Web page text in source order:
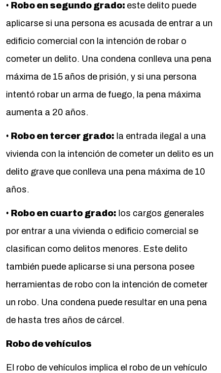
• Robo en segundo grado: este delito puede
aplicarse si una persona es acusada de entrar a un
edificio comercial con la intención de robar o
cometer un delito. Una condena conlleva una pena
máxima de 15 años de prisión, y si una persona
intentó robar un arma de fuego, la pena máxima
aumenta a 20 años.
• Robo en tercer grado: la entrada ilegal a una
vivienda con la intención de cometer un delito es un
delito grave que conlleva una pena máxima de 10
años.
• Robo en cuarto grado: los cargos generales
por entrar a una vivienda o edificio comercial se
clasifican como delitos menores. Este delito
también puede aplicarse si una persona posee
herramientas de robo con la intención de cometer
un robo. Una condena puede resultar en una pena
de hasta tres años de cárcel.
Robo de vehículos
El robo de vehículos implica el robo de un vehículo